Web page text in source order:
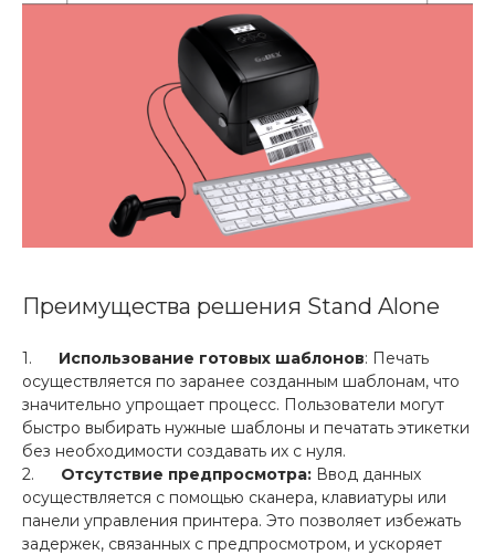
Преимущества решения Stand Alone
1. Использование готовых шаблонов: Печать
осуществляется по заранее созданным шаблонам, что
значительно упрощает процесс. Пользователи могут
быстро выбирать нужные шаблоны и печатать этикетки
без необходимости создавать их с нуля.
2. Отсутствие предпросмотра: Ввод данных
осуществляется с помощью сканера, клавиатуры или
панели управления принтера. Это позволяет избежать
задержек, связанных с предпросмотром, и ускоряет